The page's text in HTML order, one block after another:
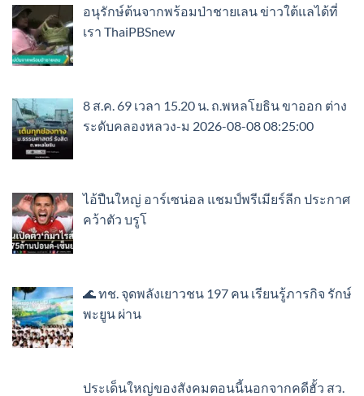
อนุรักษ์ต้นจากพร้อมป่าชายเลน ข่าวใต้แลได้ที่
เรา ThaiPBSnew
8 ส.ค. 69 เวลา 15.20 น. ถ.พหลโยธิน ขาออก ต่าง
ระดับคลองหลวง-ม 2026-08-08 08:25:00
ไอ้ปืนใหญ่ อาร์เซน่อล แชมป์พรีเมียร์ลีก ประกาศ
คว้าตัว บรูโ
🌊 ทช. จุดพลังเยาวชน 197 คน เรียนรู้ภารกิจ รักษ์
พะยูน ผ่าน
ประเด็นใหญ่ของสังคมตอนนี้นอกจากคดีฮั้ว สว.